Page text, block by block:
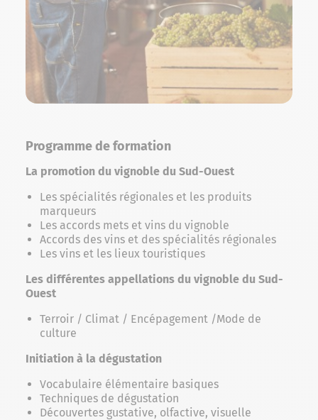
Programme de formation
La promotion du vignoble du Sud-Ouest
Les spécialités régionales et les produits
marqueurs
Les accords mets et vins du vignoble
Accords des vins et des spécialités régionales
Les vins et les lieux touristiques
Les différentes appellations du vignoble du Sud-
Ouest
Terroir / Climat / Encépagement /Mode de
culture
Initiation à la dégustation
Vocabulaire élémentaire basiques
Techniques de dégustation
Découvertes gustative, olfactive, visuelle